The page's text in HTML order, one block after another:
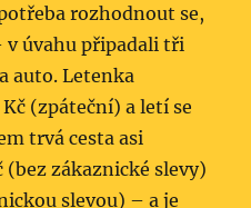
rozhodnout se,
v úvahu připadali tři
auto. Letenka
(zpáteční) a letí se
trvá cesta asi
zákaznické slevy)
slevou) – a je